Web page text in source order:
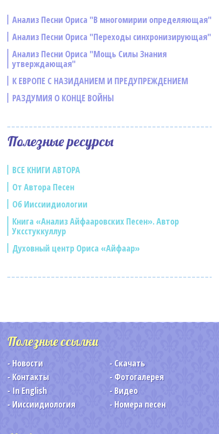
Анализ Песни Ориса "В многомирии определяющая"
Анализ Песни Ориса "Переходы синхронизирующая"
Анализ Песни Ориса "Мощь Силы Знания
утверждающая"
К ЕВРОПЕ С НАЗИДАНИЕМ И ПРЕДУПРЕЖДЕНИЕМ
РАЗДУМИЯ О КОНЦЕ ВОЙНЫ
Полезные ресурсы
ВСЕ КНИГИ АВТОРА
От Автора Песен
Об Ииссиидиологии
Книга «Анализ Айфааровских Песен». Автор
Уксстуккуллур
Духовный центр Ориса «Айфаар»
Полезные ссылки
Новости
Скачать
Контакты
Фотогалерея
In English
Видео
Ииссиидиология
Номера песен